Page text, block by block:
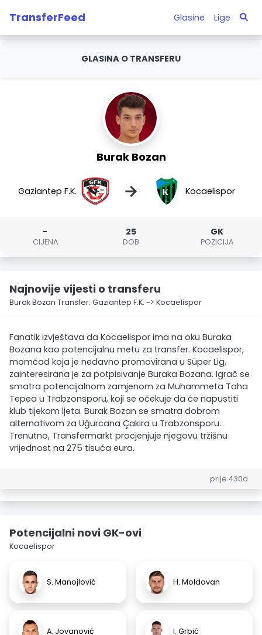
TransferFeed Glasine Lige
GLASINA O TRANSFERU
Burak Bozan
Gaziantep F.K. → Kocaelispor
-
CIJENA
25
DOB
GK
POZICIJA
Najnovije vijesti o transferu
Burak Bozan Transfer: Gaziantep F.K. -> Kocaelispor
Fanatik izvještava da Kocaelispor ima na oku Buraka
Bozana kao potencijalnu metu za transfer. Kocaelispor,
momčad koja je nedavno promovirana u Süper Lig,
zainteresirana je za potpisivanje Buraka Bozana. Igrač se
smatra potencijalnom zamjenom za Muhammeta Taha
Tepea u Trabzonsporu, koji se očekuje da će napustiti
klub tijekom ljeta. Burak Bozan se smatra dobrom
alternativom za Uğurcana Çakıra u Trabzonsporu.
Trenutno, Transfermarkt procjenjuje njegovu tržišnu
vrijednost na 275 tisuća eura.
prije 430d
Potencijalni novi GK-ovi
Kocaelispor
S. Manojlović H. Moldovan
A. Jovanović I. Grbić